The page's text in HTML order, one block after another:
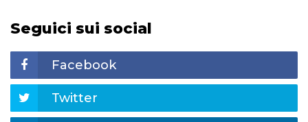
Seguici sui social
Facebook
Twitter